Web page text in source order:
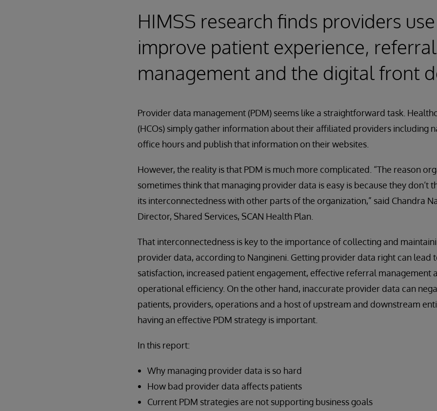
HIMSS research finds providers
improve patient experience, referral
management and the digital front
Provider data management (PDM) seems like a straightforward task.
(HCOs) simply gather information about their affiliated providers including
office hours and publish that information on their websites.
However, the reality is that PDM is much more complicated. “The reason
sometimes think that managing provider data is easy is because they don’t
its interconnectedness with other parts of the organization,” said Chandra
Director, Shared Services, SCAN Health Plan.
That interconnectedness is key to the importance of collecting and
provider data, according to Nangineni. Getting provider data right can lead
satisfaction, increased patient engagement, effective referral management
operational efficiency. On the other hand, inaccurate provider data can
patients, providers, operations and a host of upstream and downstream
having an effective PDM strategy is important.
In this report:
Why managing provider data is so hard
How bad provider data affects patients
Current PDM strategies are not supporting business goals